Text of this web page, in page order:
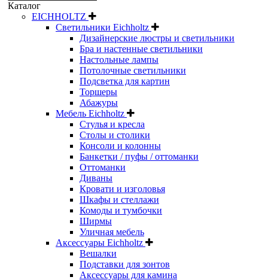
Каталог
EICHHOLTZ
Светильники Eichholtz
Дизайнерские люстры и светильники
Бра и настенные светильники
Настольные лампы
Потолочные светильники
Подсветка для картин
Торшеры
Абажуры
Мебель Eichholtz
Стулья и кресла
Столы и столики
Консоли и колонны
Банкетки / пуфы / оттоманки
Оттоманки
Диваны
Кровати и изголовья
Шкафы и стеллажи
Комоды и тумбочки
Ширмы
Уличная мебель
Аксессуары Eichholtz
Вешалки
Подставки для зонтов
Аксессуары для камина